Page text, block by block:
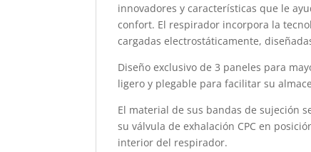
innovadores y características que le
confort. El respirador incorpora la
cargadas electrostáticamente,
Diseño exclusivo de 3 paneles para
ligero y plegable para facilitar su
El material de sus bandas de sujeción
su válvula de exhalación CPC en
interior del respirador.